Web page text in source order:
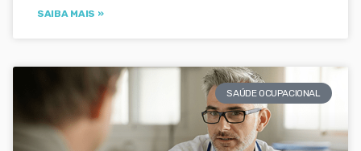
SAIBA MAIS »
SAÚDE OCUPACIONAL